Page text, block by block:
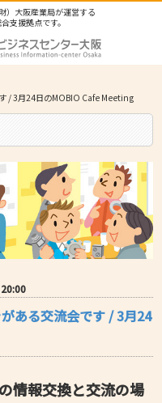
）大阪産業局が運営する
支援拠点です。
/ 3月24日のMOBIO Cafe Meeting
ある交流会です / 3月24
情報交換と交流の場